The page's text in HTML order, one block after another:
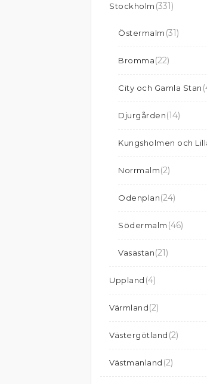
Stockholm (331)
Östermalm (31)
Bromma(22)
City och Gamla Stan
Djurgården(14)
Kungsholmen och
Norrmalm(2)
Odenplan(24)
Södermalm (46)
Vasastan(21)
Uppland (4)
Värmland(2)
Västergötland (2)
Västmanland (2)